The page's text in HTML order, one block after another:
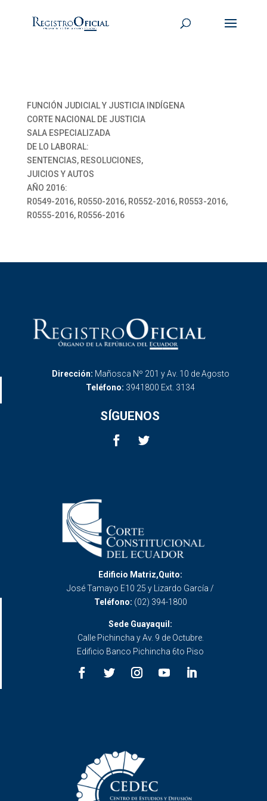
FUNCIÓN JUDICIAL Y JUSTICIA INDÍGENA
CORTE NACIONAL DE JUSTICIA
SALA ESPECIALIZADA
DE LO LABORAL:
SENTENCIAS, RESOLUCIONES,
JUICIOS Y AUTOS
AÑO 2016:
R0549-2016, R0550-2016, R0552-2016, R0553-2016,
R0555-2016, R0556-2016
Dirección: Mañosca Nº 201 y Av. 10 de Agosto
Teléfono: 3941800 Ext. 3134
SÍGUENOS
Edificio Matriz,Quito:
José Tamayo E10 25 y Lizardo García /
Teléfono: (02) 394-1800
Sede Guayaquil:
Calle Pichincha y Av. 9 de Octubre.
Edificio Banco Pichincha 6to Piso